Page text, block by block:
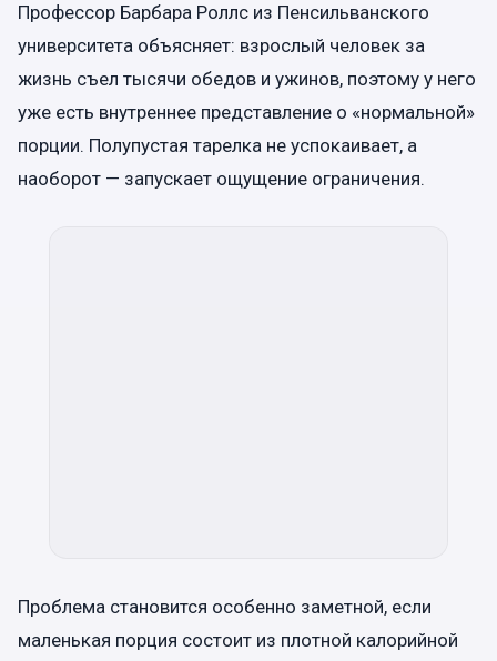
Профессор Барбара Роллс из Пенсильванского
университета объясняет: взрослый человек за
жизнь съел тысячи обедов и ужинов, поэтому у него
уже есть внутреннее представление о «нормальной»
порции. Полупустая тарелка не успокаивает, а
наоборот — запускает ощущение ограничения.
Проблема становится особенно заметной, если
маленькая порция состоит из плотной калорийной